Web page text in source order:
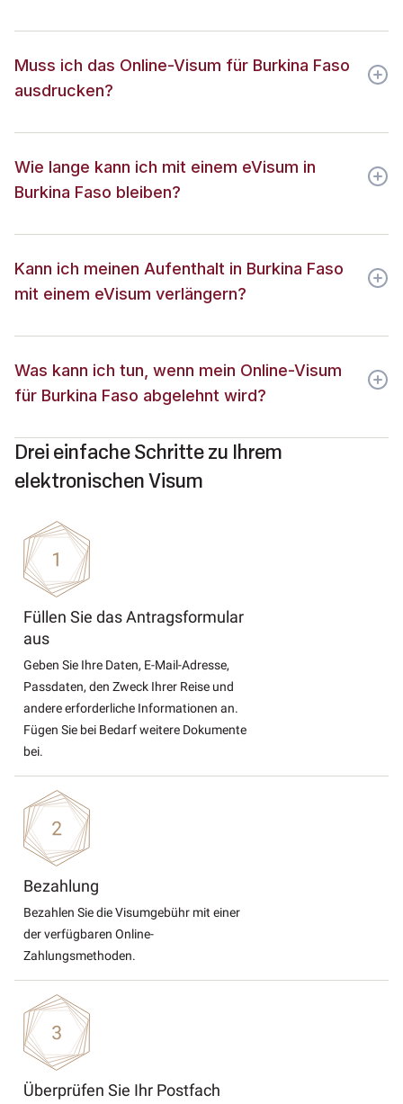
Muss ich das Online-Visum für Burkina Faso
ausdrucken?
Wie lange kann ich mit einem eVisum in
Burkina Faso bleiben?
Kann ich meinen Aufenthalt in Burkina Faso
mit einem eVisum verlängern?
Was kann ich tun, wenn mein Online-Visum
für Burkina Faso abgelehnt wird?
Drei einfache Schritte zu Ihrem
elektronischen Visum
Füllen Sie das Antragsformular
aus
Geben Sie Ihre Daten, E-Mail-Adresse,
Passdaten, den Zweck Ihrer Reise und
andere erforderliche Informationen an.
Fügen Sie bei Bedarf weitere Dokumente
bei.
Bezahlung
Bezahlen Sie die Visumgebühr mit einer
der verfügbaren Online-
Zahlungsmethoden.
Überprüfen Sie Ihr Postfach